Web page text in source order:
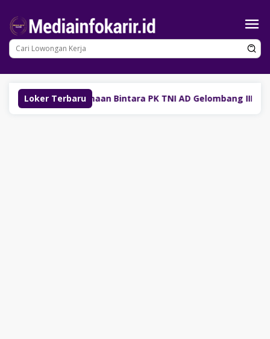
konten
Loker Terbaru
Penerimaan Bintara PK TNI AD Gelombang III T.A 2026